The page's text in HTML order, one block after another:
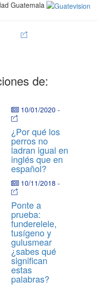
Guatemala
de:
10/01/2020 -
¿Por qué los
perros no
ladran igual en
inglés que en
español?
10/11/2018 -
Ponte a
prueba:
funderelele,
tusígeno y
gulusmear
¿sabes qué
significan
estas
palabras?